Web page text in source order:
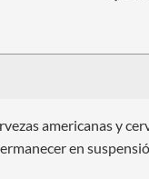
americanas y
en